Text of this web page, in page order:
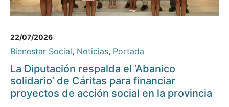
22/07/2026
Bienestar Social, Noticias, Portada
La Diputación respalda el ‘Abanico
solidario’ de Cáritas para financiar
proyectos de acción social en la provincia